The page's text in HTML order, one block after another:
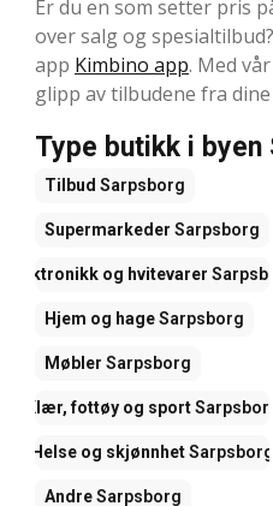
Er du en som setter pris
over salg og
app Kimbino app. Med
glipp av tilbudene fra
Type butikk i byen
Tilbud Sarpsborg
Supermarkeder Sarpsborg
Elektronikk og hvitevarer
Hjem og hageSarpsborg
Møbler Sarpsborg
Klær, fottøy og sportSarpsborg
Helse og skjønnhetSarpsborg
AndreSarpsborg